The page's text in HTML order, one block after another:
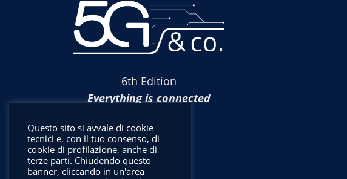
6th Edition
Everything is connected
Questo sito si avvale di cookie
tecnici e, con il tuo consenso, di
cookie di profilazione, anche di
terze parti. Chiudendo questo
banner, cliccando in un'area